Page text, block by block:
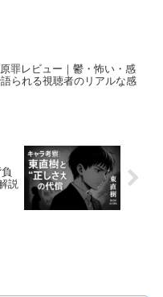
罪レビュー｜鬱・怖い・感
られる視聴者のリアルな感
説